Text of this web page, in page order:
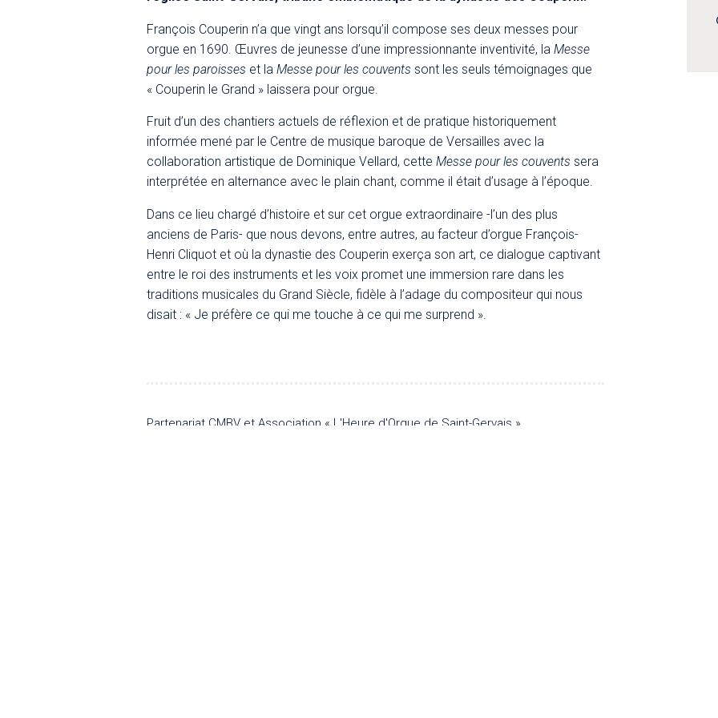
François Couperin n’a que vingt ans lorsqu’il compose ses deux messes pour
orgue en 1690. Œuvres de jeunesse d’une impressionnante inventivité, laMesse
pour les paroisses et laMesse pour les couvents sont les seuls témoignages que
« Couperin le Grand » laissera pour orgue.
Fruit d’un des chantiers actuels de réflexion et de pratique historiquement
informée mené par le Centre de musique baroque de Versailles avec la
collaboration artistique de Dominique Vellard, cetteMesse pour les couvents sera
interprétée en alternance avec le plain chant, comme il était d’usage à l’époque.
Dans ce lieu chargé d’histoire et sur cet orgue extraordinaire -l’un des plus
anciens de Paris- que nous devons, entre autres, au facteur d’orgue François-
Henri Cliquot et où la dynastie des Couperin exerça son art, ce dialogue captivant
entre le roi des instruments et les voix promet une immersion rare dans les
traditions musicales du Grand Siècle, fidèle à l’adage du compositeur qui nous
disait : « Je préfère ce qui me touche à ce qui me surprend ».
Partenariat CMBV et Association « L'Heure d'Orgue de Saint-Gervais »